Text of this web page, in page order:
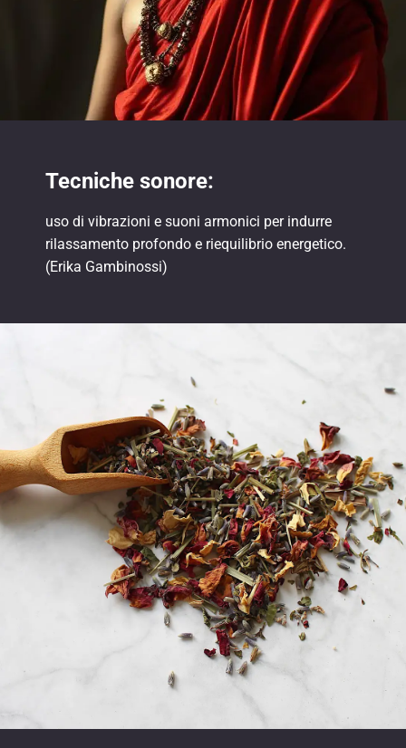
Tecniche sonore:
uso di vibrazioni e suoni armonici per indurre
rilassamento profondo e riequilibrio energetico.
(Erika Gambinossi)